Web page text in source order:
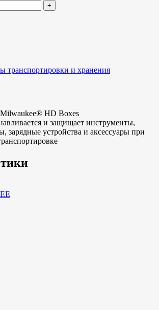
транспортировки и хранения
HD Boxes
и защищает инструменты,
зарядные устройства и аксессуары при